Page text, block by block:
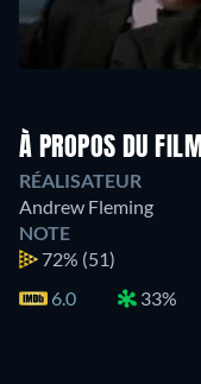
À PROPOS DU FILM
RÉALISATEUR
Andrew Fleming
NOTE
72% (51)
6.0
33%